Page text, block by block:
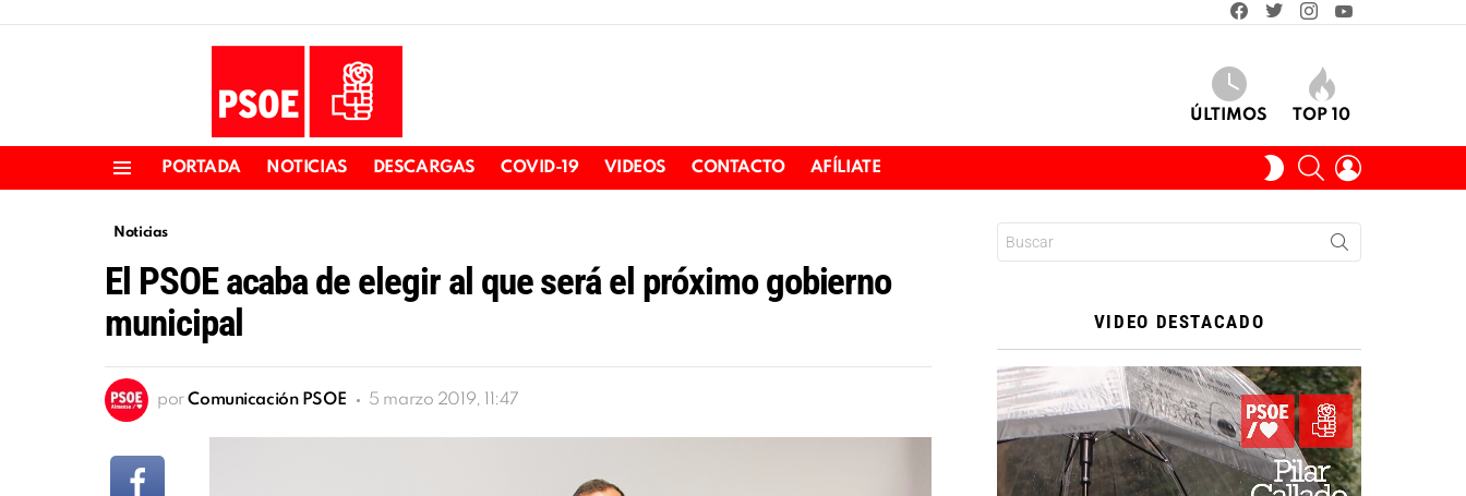
ÚLTIMOS TOP 10
PORTADA NOTICIAS DESCARGAS COVID-19 VIDEOS CONTACTO AFÍLIATE
SWITCH
SKIN
BUSCAR
Noticias
El PSOE acaba de elegir al que será el próximo gobierno
municipal
por Comunicación PSOE 5 marzo 2019, 11:47
VIDEO DESTACADO
Reproductor
de
vídeo